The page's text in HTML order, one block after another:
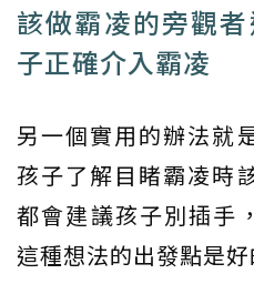
該做霸凌的旁觀
子正確介入霸凌
另一個實用的辦法就
孩子了解目睹霸凌時
都會建議孩子別插
這種想法的出發點是